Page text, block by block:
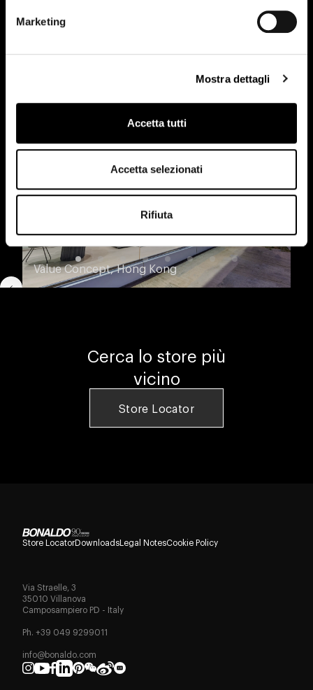
Marketing
Mostra dettagli
Accetta tutti
Accetta selezionati
Rifiuta
Value Concept, Hong Kong
Cerca lo store più
vicino
Store Locator
Store LocatorDownloadsLegal NotesCookie Policy
Via Straelle, 3
35010 Villanova
Camposampiero PD - Italy
Ph. +39 049 9299011
info@bonaldo.com